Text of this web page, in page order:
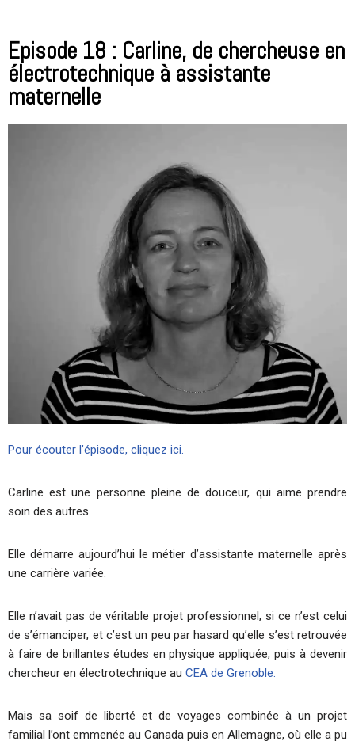
Episode 18 : Carline, de chercheuse en
électrotechnique à assistante
maternelle
Pour écouter l’épisode, cliquez ici.
Carline est une personne pleine de douceur, qui aime prendre
soin des autres.
Elle démarre aujourd’hui le métier d’assistante maternelle après
une carrière variée.
Elle n’avait pas de véritable projet professionnel, si ce n’est celui
de s’émanciper, et c’est un peu par hasard qu’elle s’est retrouvée
à faire de brillantes études en physique appliquée, puis à devenir
chercheur en électrotechnique au CEA de Grenoble.
Mais sa soif de liberté et de voyages combinée à un projet
familial l’ont emmenée au Canada puis en Allemagne, où elle a pu